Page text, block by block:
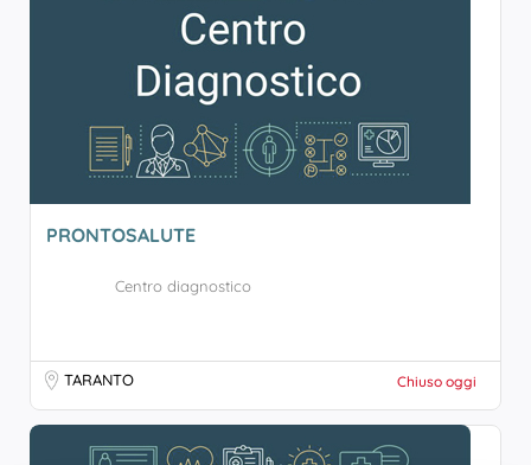
PRONTOSALUTE
Centro diagnostico
TARANTO Chiuso oggi